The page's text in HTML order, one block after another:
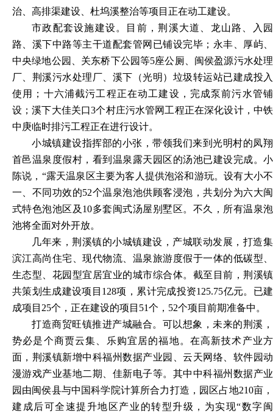
治、高排渠建设、杜坞溪整治等项目正在动工建设。
市政配套设施建设。目前，荆溪大道、龙山路、入园
路、溪下中路等主干道配套管网已铺设完毕；永丰、厚屿、
中央绿地公园、关东桥下公园等5座公厕、闽侯盈源污水处理
厂、荆溪污水处理厂、溪下（光明）垃圾转运站已建成投入
使用；十六浦截污工程正在动工建设，完成泵前污水管铺
设；溪下大佳关口3个村庄污水管网工程正在深化设计，中铁
中庚临时排污工程正在进行设计。
小城镇建设指挥部的小张，带领我们来到光明村的凤翔
首邑温泉度假村，看到温泉露天园区的汤池已建设完成。小
陈说， “露天温泉区主要为客人提供泡浴和游玩。设有大小不
一、不同功效的52个温泉泡池供顾客浸泡，共划分为六大闽
式特色泡池区及10多套闽式汤屋别墅区。不久，所有温泉泡
池将全面对外开放。
几年来，荆溪镇的小城镇建设，产城联动发展，打造集
滨江高尚住宅、现代物流、温泉旅游度假于一体的低碳型、
生态型、花园型宜居宜业的城市综合体。截至目前，荆溪镇
共策划生成建设项目 128项，累计完成投资125.75亿元。已建
成项目25个，正在建设的项目51个，52个项目前期准备中。
打造商贸旺镇推进产城融合。可以想象，未来的荆溪，
势必是个商贾云集、乐购宜居的福地。在高新技术产业方
面，荆溪镇新增中科福州数据产业园、云天网络、软件园动
漫游戏产业基地二期、佳新电子等。其中中科福州数据产业
园由闽侯县与中国科学院计算所合力打造，园区占地210亩，
建成后可全速提升地区产业的转型升级，为实现“数字闽